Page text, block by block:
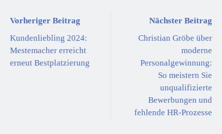
Vorheriger Beitrag
Kundenliebling 2024:
Mestemacher erreicht
erneut Bestplatzierung
Nächster Beitrag
Christian Gröbe über
moderne
Personalgewinnung:
So meistern Sie
unqualifizierte
Bewerbungen und
fehlende HR-Prozesse